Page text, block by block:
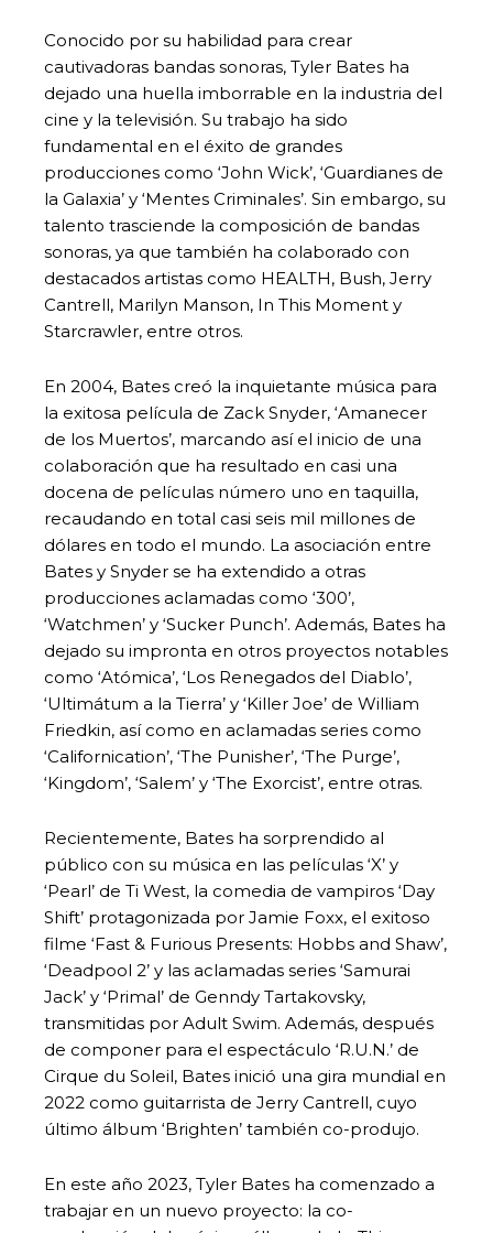
Conocido por su habilidad para crear
cautivadoras bandas sonoras, Tyler Bates ha
dejado una huella imborrable en la industria del
cine y la televisión. Su trabajo ha sido
fundamental en el éxito de grandes
producciones como ‘John Wick’, ‘Guardianes de
la Galaxia’ y ‘Mentes Criminales’. Sin embargo, su
talento trasciende la composición de bandas
sonoras, ya que también ha colaborado con
destacados artistas como HEALTH, Bush, Jerry
Cantrell, Marilyn Manson, In This Moment y
Starcrawler, entre otros.
En 2004, Bates creó la inquietante música para
la exitosa película de Zack Snyder, ‘Amanecer
de los Muertos’, marcando así el inicio de una
colaboración que ha resultado en casi una
docena de películas número uno en taquilla,
recaudando en total casi seis mil millones de
dólares en todo el mundo. La asociación entre
Bates y Snyder se ha extendido a otras
producciones aclamadas como ‘300’,
‘Watchmen’ y ‘Sucker Punch’. Además, Bates ha
dejado su impronta en otros proyectos notables
como ‘Atómica’, ‘Los Renegados del Diablo’,
‘Ultimátum a la Tierra’ y ‘Killer Joe’ de William
Friedkin, así como en aclamadas series como
‘Californication’, ‘The Punisher’, ‘The Purge’,
‘Kingdom’, ‘Salem’ y ‘The Exorcist’, entre otras.
Recientemente, Bates ha sorprendido al
público con su música en las películas ‘X’ y
‘Pearl’ de Ti West, la comedia de vampiros ‘Day
Shift’ protagonizada por Jamie Foxx, el exitoso
filme ‘Fast & Furious Presents: Hobbs and Shaw’,
‘Deadpool 2’ y las aclamadas series ‘Samurai
Jack’ y ‘Primal’ de Genndy Tartakovsky,
transmitidas por Adult Swim. Además, después
de componer para el espectáculo ‘R.U.N.’ de
Cirque du Soleil, Bates inició una gira mundial en
2022 como guitarrista de Jerry Cantrell, cuyo
último álbum ‘Brighten’ también co-produjo.
En este año 2023, Tyler Bates ha comenzado a
trabajar en un nuevo proyecto: la co-